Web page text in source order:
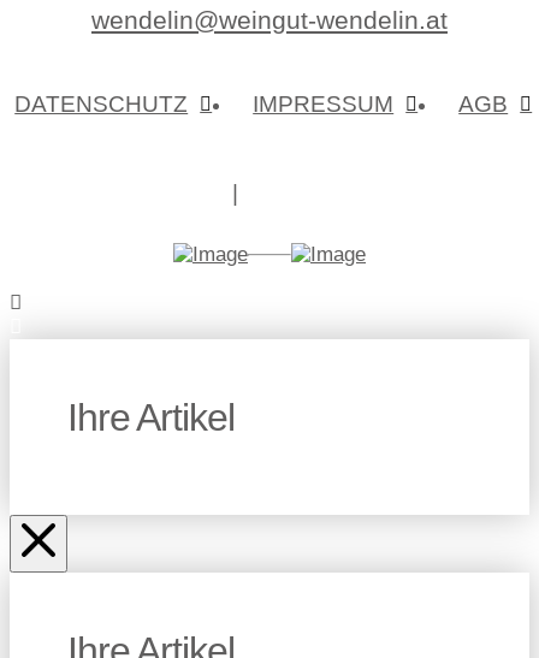
wendelin@weingut-wendelin.at
DATENSCHUTZ IMPRESSUM AGB
Ihre Artikel